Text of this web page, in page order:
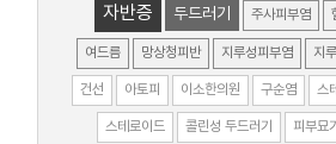
자반증 두드러기 주사피부염
여드름 망상청피반 지루성피부염 지
건선 아토피 이소한의원 구순염 스
스테로이드 콜린성 두드러기 피부묘